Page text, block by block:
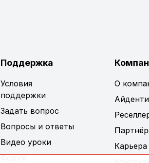
Поддержка
Условия
поддержки
Задать вопрос
Вопросы и ответы
Видео уроки
Форум
О
Карьера